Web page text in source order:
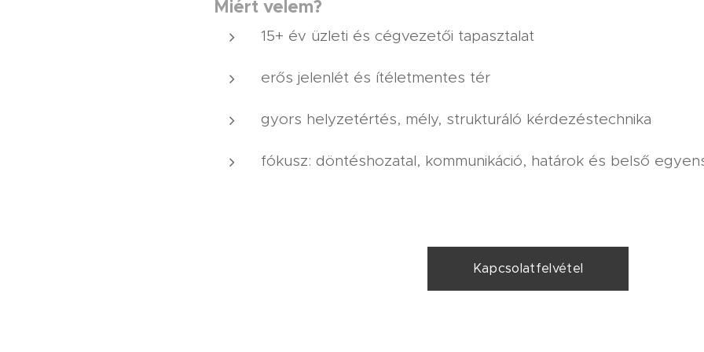
Miért velem?
15+ év üzleti és cégvezetői tapasztalat
erős jelenlét és ítéletmentes tér
gyors helyzetértés, mély, strukturáló kérdezéstechnika
fókusz: döntéshozatal, kommunikáció, határok és belső
Kapcsolatfelvétel